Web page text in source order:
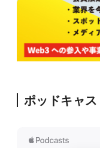
ポッドキャ